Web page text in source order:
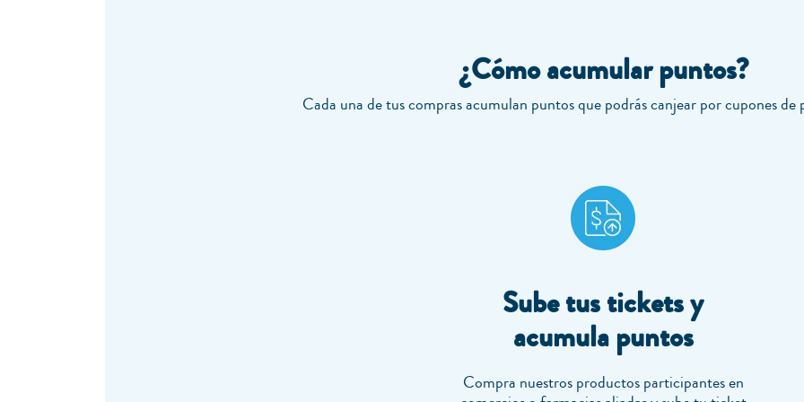
¿Cómo acumular puntos?
Cada una de tus compras acumulan puntos que podrás canjear por cupones de
Sube tus tickets y
acumula puntos
Compra nuestros productos participantes en